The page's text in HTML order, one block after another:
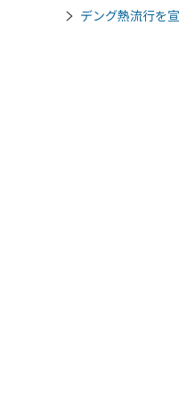
デング熱流行